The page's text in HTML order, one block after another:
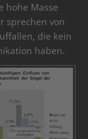
hohe Masse
sprechen von
die kein
haben.